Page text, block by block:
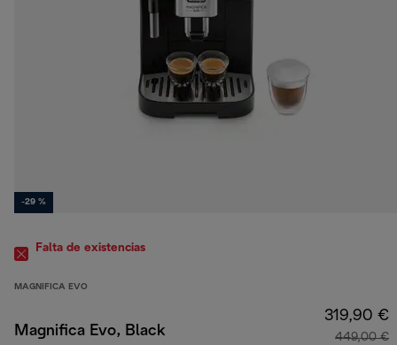
-29 %
Falta de existencias
MAGNIFICA EVO
Magnifica Evo, Black
319,90 €
449,00 €